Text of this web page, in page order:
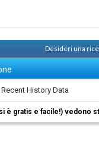
Desideri una
History Data
è gratis e facile!) vedono